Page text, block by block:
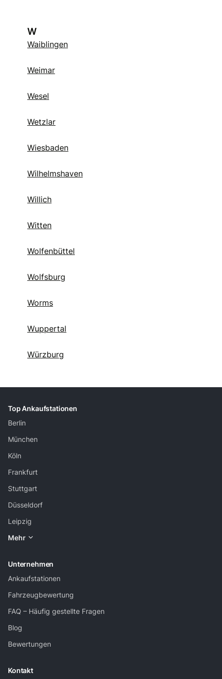
W
Waiblingen
Weimar
Wesel
Wetzlar
Wiesbaden
Wilhelmshaven
Willich
Witten
Wolfenbüttel
Wolfsburg
Worms
Wuppertal
Würzburg
Top Ankaufstationen
Berlin
München
Köln
Frankfurt
Stuttgart
Düsseldorf
Leipzig
Mehr
Unternehmen
Ankaufstationen
Fahrzeugbewertung
FAQ – Häufig gestellte Fragen
Blog
Bewertungen
Kontakt